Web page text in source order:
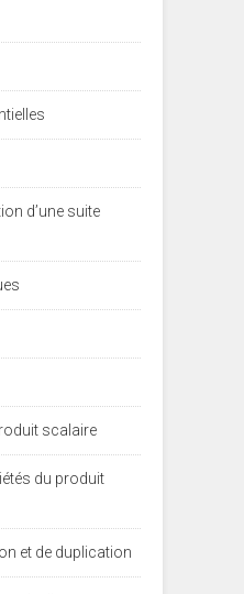
d’une suite
scalaire
du produit
et de duplication